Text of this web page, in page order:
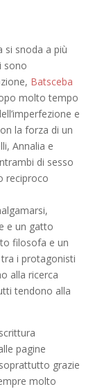
si snoda a più
sono
Batsceba
molto tempo
e
la forza di un
Annalia e
di sesso
reciproco
e un gatto
filosofa e un
i protagonisti
alla ricerca
tendono alla
pagine
grazie
molto